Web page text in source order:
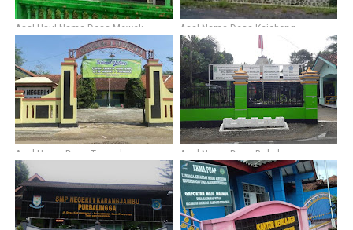
Asal Usul Nama Desa Mewek Asal Nama Desa Kejobong
Asal Nama Desa Toyareka Asal Nama Desa Bakulan